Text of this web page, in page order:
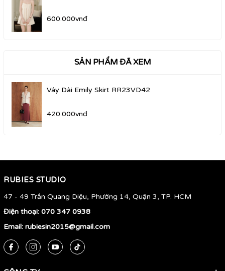
600.000vnđ
SẢN PHẨM ĐÃ XEM
Váy Dài Emily Skirt RR23VD42
420.000vnđ
RUBIES STUDIO
47 - 49 Trần Quang Diệu, Phường 14, Quận 3, TP. HCM
Điện thoại: 070 347 0938
Email: rubiesin2015@gmail.com